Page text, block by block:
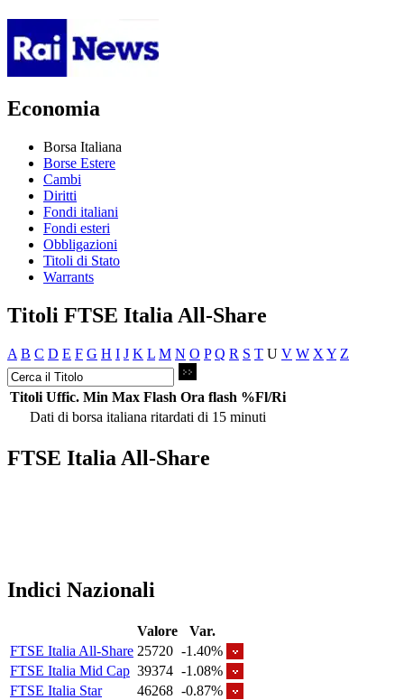
Economia
Borsa Italiana
Borse Estere
Cambi
Diritti
Fondi italiani
Fondi esteri
Obbligazioni
Titoli di Stato
Warrants
Titoli FTSE Italia All-Share
A B C D E F G H I J K L M N O P Q R S T U V W X Y Z
Titoli Uffic. Min Max Flash Ora flash %Fl/Ri
Dati di borsa italiana ritardati di 15 minuti
FTSE Italia All-Share
Indici Nazionali
Valore
Var.
FTSE Italia All-Share 25720 -1.40%
FTSE Italia Mid Cap 39374 -1.08%
FTSE Italia Star
46268 -0.87%